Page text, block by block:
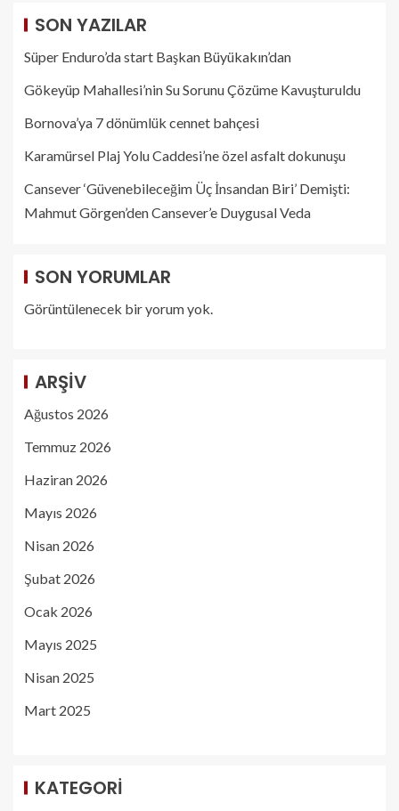
SON YAZILAR
Süper Enduro’da start Başkan Büyükakın’dan
Gökeyüp Mahallesi’nin Su Sorunu Çözüme Kavuşturuldu
Bornova’ya 7 dönümlük cennet bahçesi
Karamürsel Plaj Yolu Caddesi’ne özel asfalt dokunuşu
Cansever ‘Güvenebileceğim Üç İnsandan Biri’ Demişti:
Mahmut Görgen’den Cansever’e Duygusal Veda
SON YORUMLAR
Görüntülenecek bir yorum yok.
ARŞIV
Ağustos 2026
Temmuz 2026
Haziran 2026
Mayıs 2026
Nisan 2026
Şubat 2026
Ocak 2026
Mayıs 2025
Nisan 2025
Mart 2025
KATEGORI